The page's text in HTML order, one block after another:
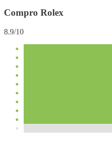
Compro Rolex
8.9/10